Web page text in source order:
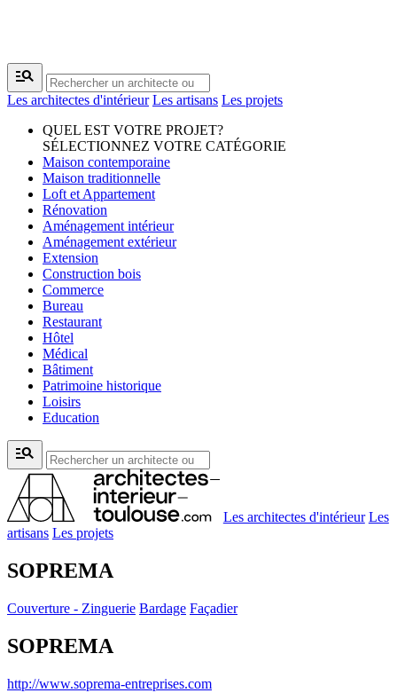
manage_search
Les architectes d'intérieur Les artisans Les projets
QUEL EST VOTRE PROJET?
SÉLECTIONNEZ VOTRE CATÉGORIE
Maison contemporaine
Maison traditionnelle
Loft et Appartement
Rénovation
Aménagement intérieur
Aménagement extérieur
Extension
Construction bois
Commerce
Bureau
Restaurant
Hôtel
Médical
Bâtiment
Patrimoine historique
Loisirs
Education
manage_search
Les architectes d'intérieur Les
artisans Les projets
SOPREMA
Couverture - Zinguerie Bardage Façadier
SOPREMA
http://www.soprema-entreprises.com